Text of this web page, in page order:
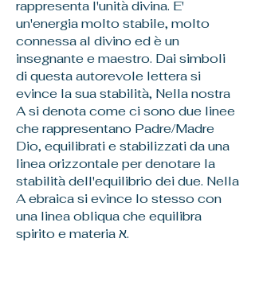
rappresenta l'unità divina. E'
un'energia molto stabile, molto
connessa al divino ed è un
insegnante e maestro. Dai simboli
di questa autorevole lettera si
evince la sua stabilità, Nella nostra
A si denota come ci sono due linee
che rappresentano Padre/Madre
Dio, equilibrati e stabilizzati da una
linea orizzontale per denotare la
stabilità dell'equilibrio dei due. Nella
A ebraica si evince lo stesso con
una linea obliqua che equilibra
spirito e materia א.